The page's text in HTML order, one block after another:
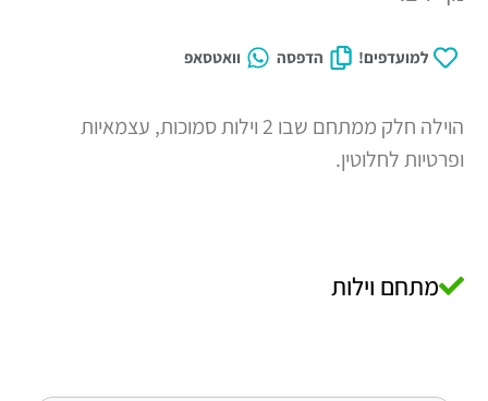
הדפסה וואטסאפ
הוילה חלק ממתחם שבו 2 וילות סמוכות, עצמאיות
וילות